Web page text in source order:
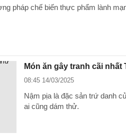
pháp chế biến thực phẩm lành
Món ăn gây tranh cãi
08:45 14/03/2025
Nậm pịa là đặc sản trứ danh
ai cũng dám thử.